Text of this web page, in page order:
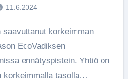
11.6.2024
EcoVadiksen
ennätyspistein. Yhtiö on
korkeimmalla tasolla…